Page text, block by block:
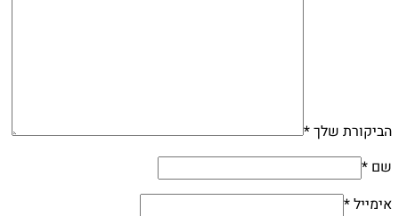
הביקורת שלך*
שם *
אימייל*